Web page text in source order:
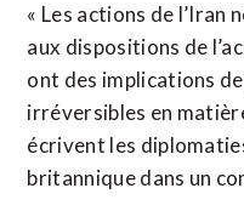
« Les actions de l’Iran
aux dispositions de
ont des implications
irréversibles en
écrivent les
britannique dans un